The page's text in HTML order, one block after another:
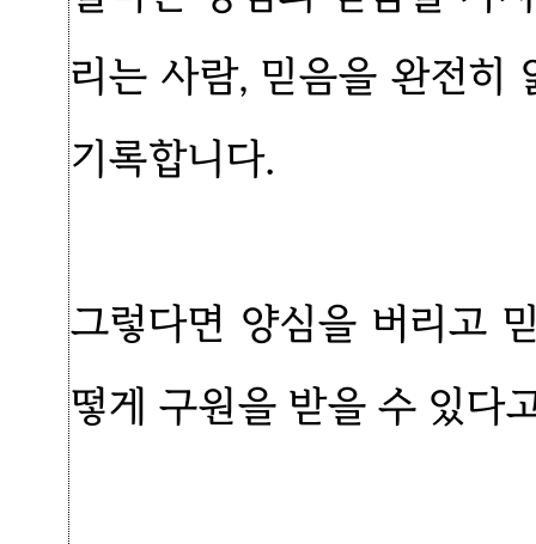
리는 사람, 믿음을 완전히
기록합니다.
그렇다면 양심을 버리고
떻게 구원을 받을 수 있다